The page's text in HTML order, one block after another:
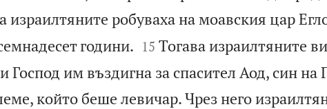
израилтяните робуваха на моавския цар
години.
15 Тогава израилтяните
Господ им въздигна за спасител Аод, син на
който беше левичар. Чрез него